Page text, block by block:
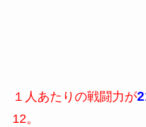
１人あたりの戦闘力が
12。